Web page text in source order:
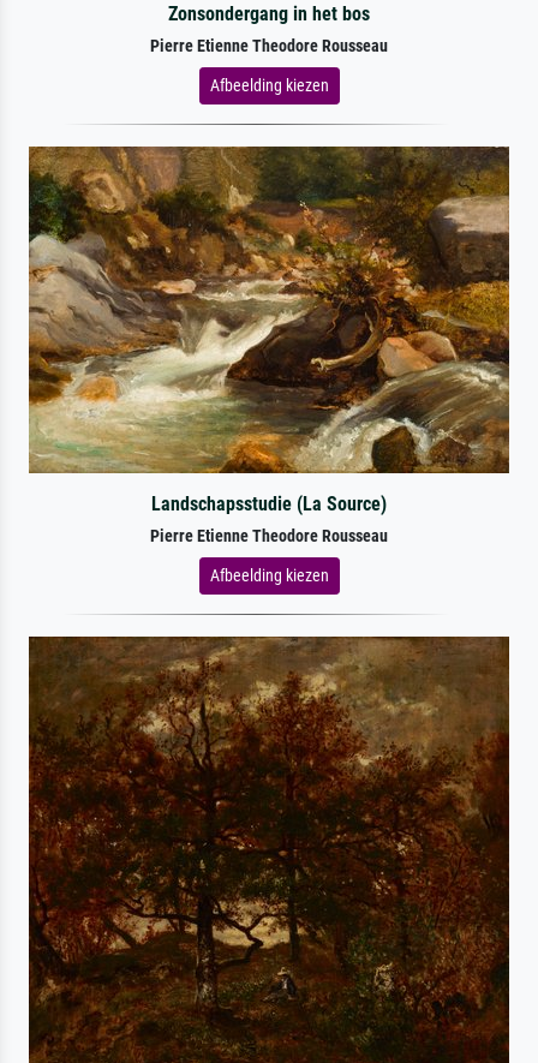
Zonsondergang in het bos
Pierre Etienne Theodore Rousseau
Afbeelding kiezen
Landschapsstudie (La Source)
Pierre Etienne Theodore Rousseau
Afbeelding kiezen